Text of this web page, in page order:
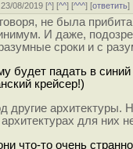
08/2019 [^] [^^] [^^^] [ответить
не была
И даже,
сроки и с
будет падать в
крейсер!)
другие архитектуры.
для них
что-то очень